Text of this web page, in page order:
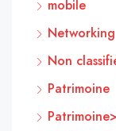
mobile
Networking
Non
Patrimoine